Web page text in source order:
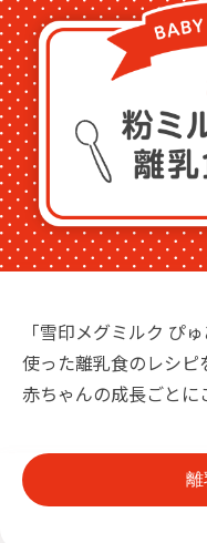
「雪印メグミルク ぴ
使った離乳食のレシピ
赤ちゃんの成長ごとに
離